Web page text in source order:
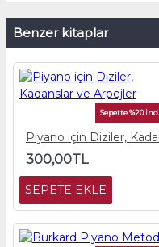
Benzer kitaplar
Sepette %20
300,00TL
SEPETE EKLE